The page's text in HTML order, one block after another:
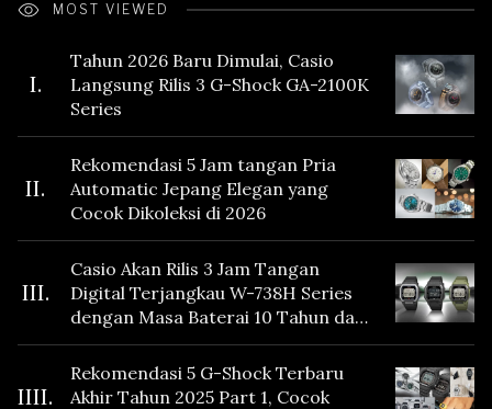
MOST VIEWED
I.
Tahun 2026 Baru Dimulai, Casio
Langsung Rilis 3 G-Shock GA-2100K
Series
II.
Rekomendasi 5 Jam tangan Pria
Automatic Jepang Elegan yang
Cocok Dikoleksi di 2026
III.
Casio Akan Rilis 3 Jam Tangan
Digital Terjangkau W-738H Series
dengan Masa Baterai 10 Tahun dan
Fitur Vibration
IIII.
Rekomendasi 5 G-Shock Terbaru
Akhir Tahun 2025 Part 1, Cocok